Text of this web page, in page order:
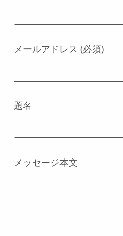
メールアドレス (必須)
題名
メッセージ本文